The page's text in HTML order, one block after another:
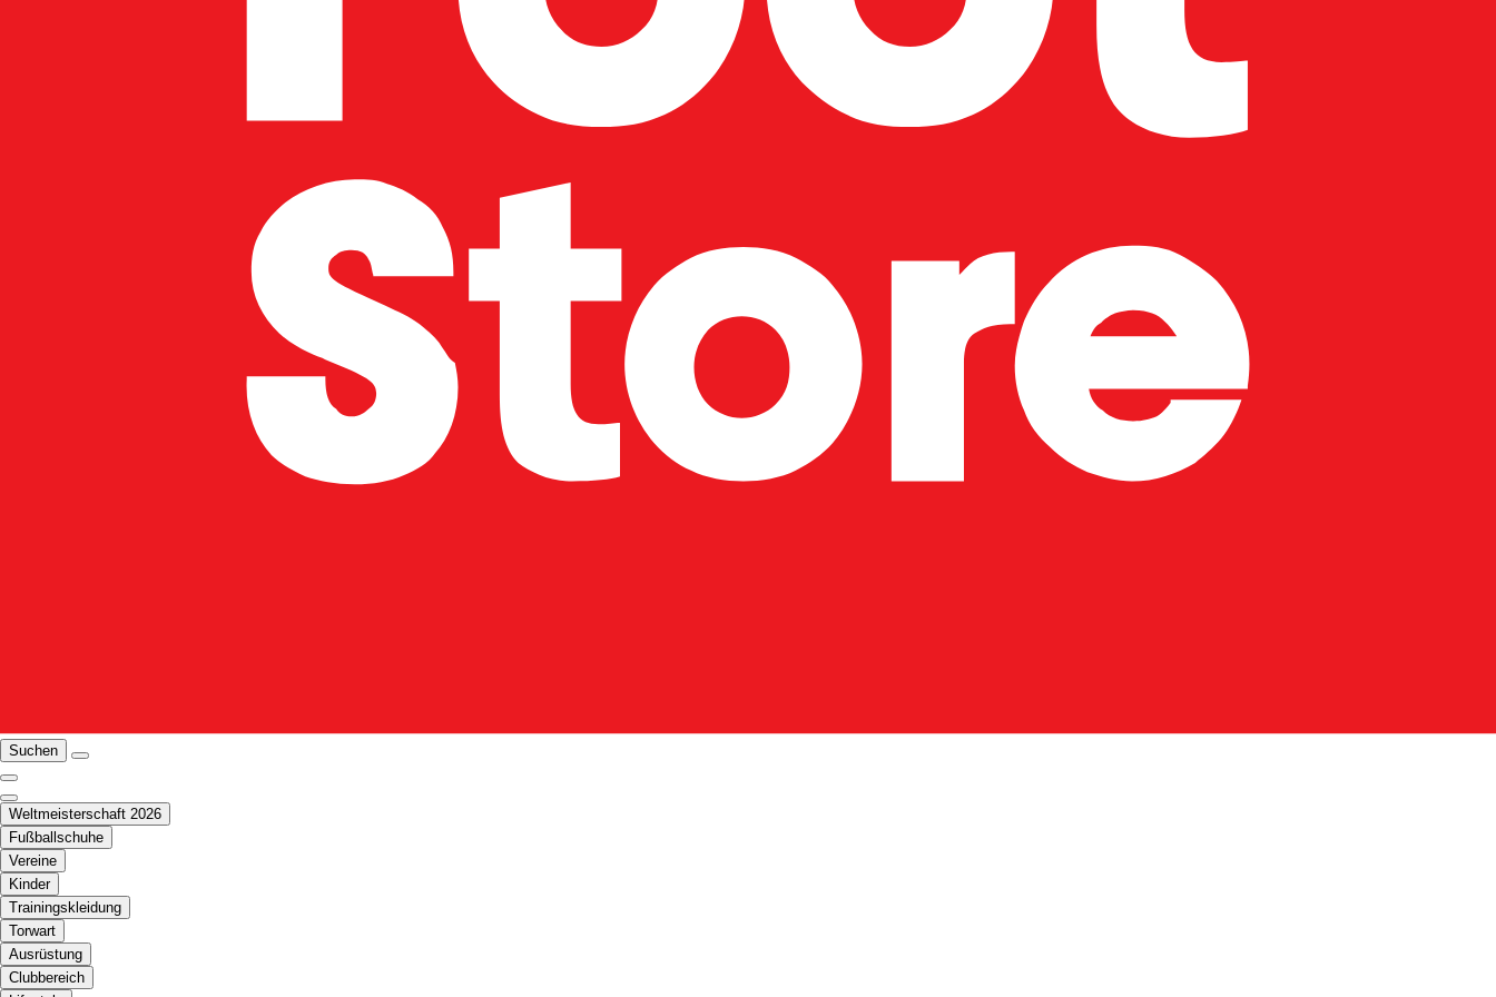
Suchen
Weltmeisterschaft 2026
Fußballschuhe
Vereine
Kinder
Trainingskleidung
Torwart
Ausrüstung
Clubbereich